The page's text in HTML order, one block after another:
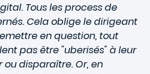
Tous les process de
Cela oblige le dirigeant
en question, tout
pas être "uberisés" à leur
ou disparaître. Or, en